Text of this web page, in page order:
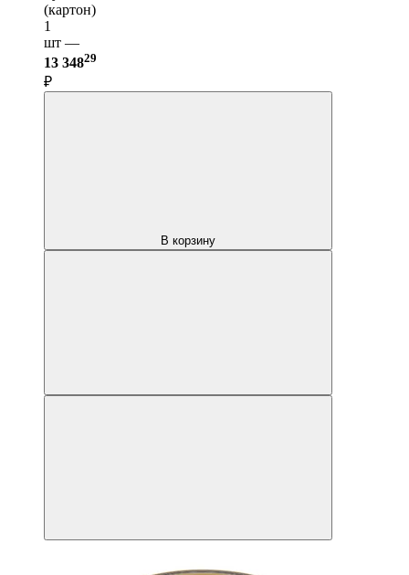
(картон)
1
шт —
13 34829
₽
В корзину